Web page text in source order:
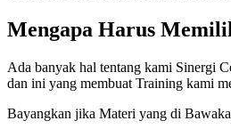
Mengapa Harus
Ada banyak hal tentang kami Sinergi
dan ini yang membuat Training kami
Bayangkan jika Materi yang di